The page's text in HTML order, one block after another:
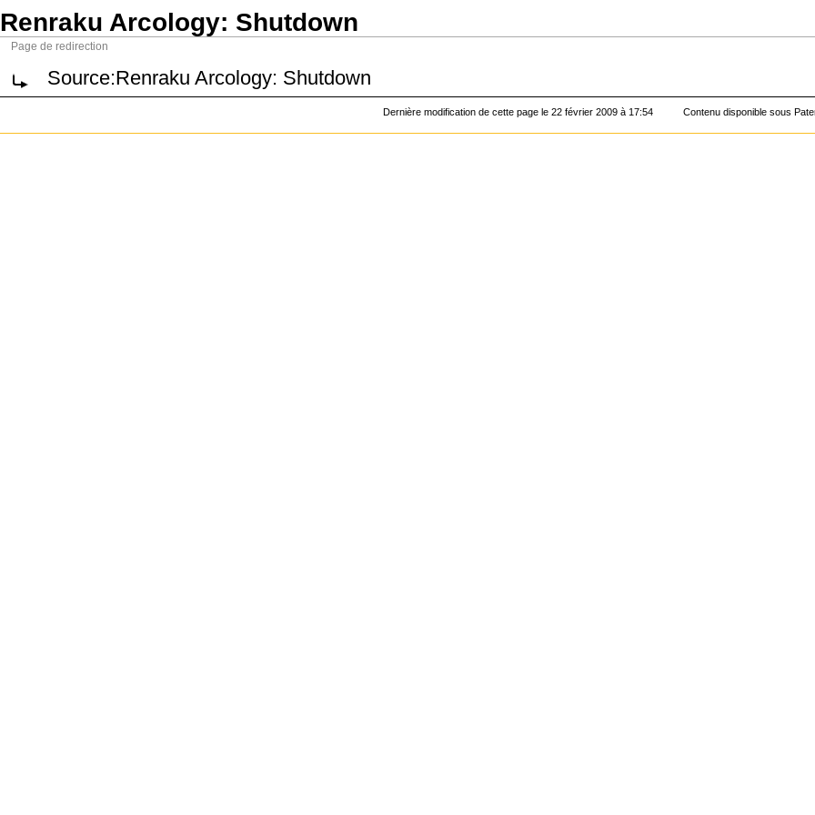
Renraku Arcology: Shutdown
Page de redirection
Source:Renraku Arcology: Shutdown
Dernière modification de cette page le 22 février 2009 à 17:54 Contenu disponible sous